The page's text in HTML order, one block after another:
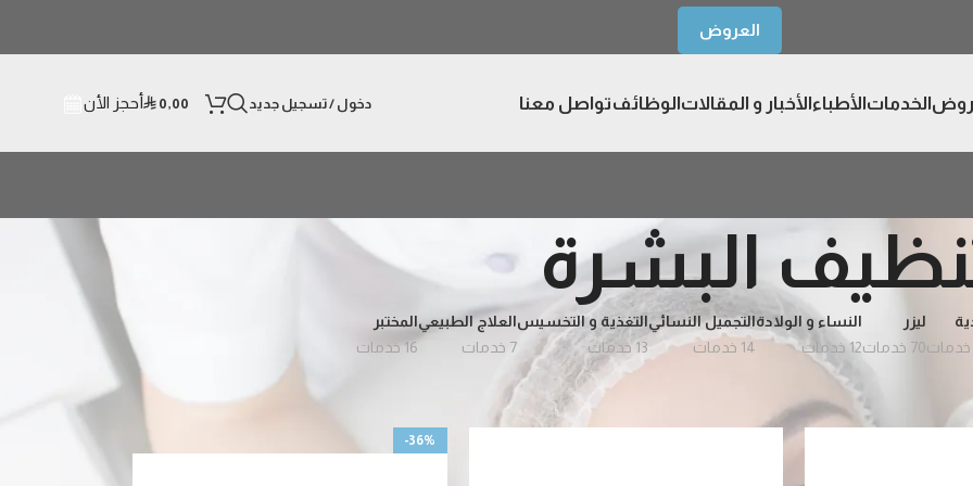
العروض
الخدماتالأطباءالأخبار و المقالاتالوظائفتواصل معنا دخول / تسجيل جديد ⃁ 0,00 أحجز الأن
البشرة
ليزر
70 خدمات
النساء و الولادة
12 خدمات
التجميل النسائي
14 خدمات
التغذية و التخسيس
13 خدمات
العلاج الطبيعي
7 خدمات
المختبر
16 خدمات
عرض
-36%